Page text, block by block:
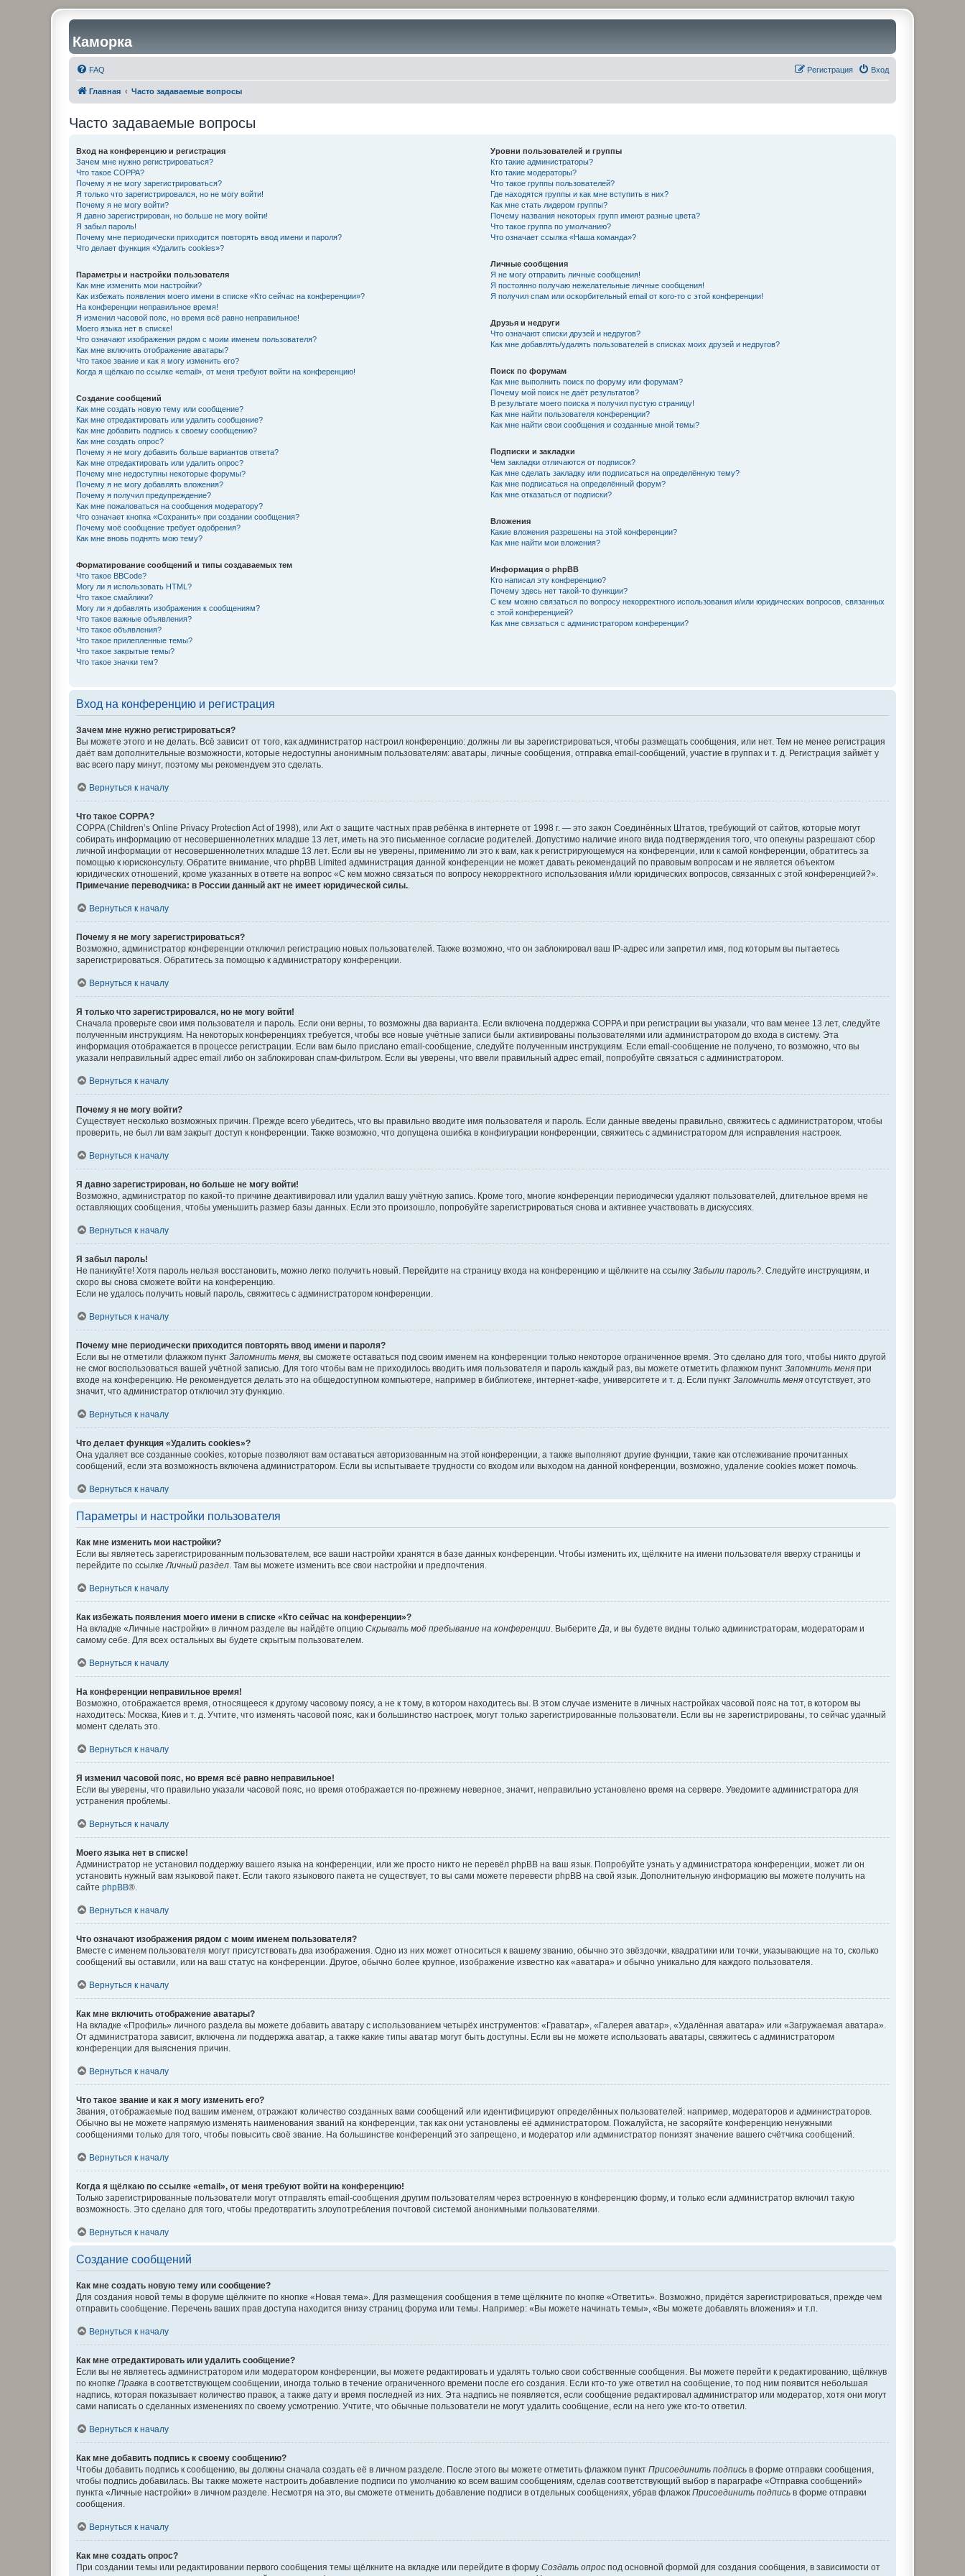
Каморка
FAQ Вход
Регистрация
Главная Часто задаваемые вопросы
Часто задаваемые вопросы
Вход на конференцию и регистрация
Зачем мне нужно регистрироваться?
Что такое COPPA?
Почему я не могу зарегистрироваться?
Я только что зарегистрировался, но не могу войти!
Почему я не могу войти?
Я давно зарегистрирован, но больше не могу войти!
Я забыл пароль!
Почему мне периодически приходится повторять ввод имени и пароля?
Что делает функция «Удалить cookies»?
Параметры и настройки пользователя
Как мне изменить мои настройки?
Как избежать появления моего имени в списке «Кто сейчас на конференции»?
На конференции неправильное время!
Я изменил часовой пояс, но время всё равно неправильное!
Моего языка нет в списке!
Что означают изображения рядом с моим именем пользователя?
Как мне включить отображение аватары?
Что такое звание и как я могу изменить его?
Когда я щёлкаю по ссылке «email», от меня требуют войти на конференцию!
Создание сообщений
Как мне создать новую тему или сообщение?
Как мне отредактировать или удалить сообщение?
Как мне добавить подпись к своему сообщению?
Как мне создать опрос?
Почему я не могу добавить больше вариантов ответа?
Как мне отредактировать или удалить опрос?
Почему мне недоступны некоторые форумы?
Почему я не могу добавлять вложения?
Почему я получил предупреждение?
Как мне пожаловаться на сообщения модератору?
Что означает кнопка «Сохранить» при создании сообщения?
Почему моё сообщение требует одобрения?
Как мне вновь поднять мою тему?
Форматирование сообщений и типы создаваемых тем
Что такое BBCode?
Могу ли я использовать HTML?
Что такое смайлики?
Могу ли я добавлять изображения к сообщениям?
Что такое важные объявления?
Что такое объявления?
Что такое прилепленные темы?
Что такое закрытые темы?
Что такое значки тем?
Уровни пользователей и группы
Кто такие администраторы?
Кто такие модераторы?
Что такое группы пользователей?
Где находятся группы и как мне вступить в них?
Как мне стать лидером группы?
Почему названия некоторых групп имеют разные цвета?
Что такое группа по умолчанию?
Что означает ссылка «Наша команда»?
Личные сообщения
Я не могу отправить личные сообщения!
Я постоянно получаю нежелательные личные сообщения!
Я получил спам или оскорбительный email от кого-то с этой конференции!
Друзья и недруги
Что означают списки друзей и недругов?
Как мне добавлять/удалять пользователей в списках моих друзей и недругов?
Поиск по форумам
Как мне выполнить поиск по форуму или форумам?
Почему мой поиск не даёт результатов?
В результате моего поиска я получил пустую страницу!
Как мне найти пользователя конференции?
Как мне найти свои сообщения и созданные мной темы?
Подписки и закладки
Чем закладки отличаются от подписок?
Как мне сделать закладку или подписаться на определённую тему?
Как мне подписаться на определённый форум?
Как мне отказаться от подписки?
Вложения
Какие вложения разрешены на этой конференции?
Как мне найти мои вложения?
Информация о phpBB
Кто написал эту конференцию?
Почему здесь нет такой-то функции?
С кем можно связаться по вопросу некорректного использования и/или юридических вопросов, связанных
с этой конференцией?
Как мне связаться с администратором конференции?
Вход на конференцию и регистрация
Зачем мне нужно регистрироваться?
Вы можете этого и не делать. Всё зависит от того, как администратор настроил конференцию: должны ли вы зарегистрироваться, чтобы размещать сообщения, или нет. Тем не менее регистрация
даёт вам дополнительные возможности, которые недоступны анонимным пользователям: аватары, личные сообщения, отправка email-сообщений, участие в группах и т. д. Регистрация займёт у
вас всего пару минут, поэтому мы рекомендуем это сделать.
Вернуться к началу
Что такое COPPA?
COPPA (Children’s Online Privacy Protection Act of 1998), или Акт о защите частных прав ребёнка в интернете от 1998 г. — это закон Соединённых Штатов, требующий от сайтов, которые могут
собирать информацию от несовершеннолетних младше 13 лет, иметь на это письменное согласие родителей. Допустимо наличие иного вида подтверждения того, что опекуны разрешают сбор
личной информации от несовершеннолетних младше 13 лет. Если вы не уверены, применимо ли это к вам, как к регистрирующемуся на конференции, или к самой конференции, обратитесь за
помощью к юрисконсульту. Обратите внимание, что phpBB Limited администрация данной конференции не может давать рекомендаций по правовым вопросам и не является объектом
юридических отношений, кроме указанных в ответе на вопрос «С кем можно связаться по вопросу некорректного использования и/или юридических вопросов, связанных с этой конференцией?».
Примечание переводчика: в России данный акт не имеет юридической силы..
Вернуться к началу
Почему я не могу зарегистрироваться?
Возможно, администратор конференции отключил регистрацию новых пользователей. Также возможно, что он заблокировал ваш IP-адрес или запретил имя, под которым вы пытаетесь
зарегистрироваться. Обратитесь за помощью к администратору конференции.
Вернуться к началу
Я только что зарегистрировался, но не могу войти!
Сначала проверьте свои имя пользователя и пароль. Если они верны, то возможны два варианта. Если включена поддержка COPPA и при регистрации вы указали, что вам менее 13 лет, следуйте
полученным инструкциям. На некоторых конференциях требуется, чтобы все новые учётные записи были активированы пользователями или администратором до входа в систему. Эта
информация отображается в процессе регистрации. Если вам было прислано email-сообщение, следуйте полученным инструкциям. Если email-сообщение не получено, то возможно, что вы
указали неправильный адрес email либо он заблокирован спам-фильтром. Если вы уверены, что ввели правильный адрес email, попробуйте связаться с администратором.
Вернуться к началу
Почему я не могу войти?
Существует несколько возможных причин. Прежде всего убедитесь, что вы правильно вводите имя пользователя и пароль. Если данные введены правильно, свяжитесь с администратором, чтобы
проверить, не был ли вам закрыт доступ к конференции. Также возможно, что допущена ошибка в конфигурации конференции, свяжитесь с администратором для исправления настроек.
Вернуться к началу
Я давно зарегистрирован, но больше не могу войти!
Возможно, администратор по какой-то причине деактивировал или удалил вашу учётную запись. Кроме того, многие конференции периодически удаляют пользователей, длительное время не
оставляющих сообщения, чтобы уменьшить размер базы данных. Если это произошло, попробуйте зарегистрироваться снова и активнее участвовать в дискуссиях.
Вернуться к началу
Я забыл пароль!
Не паникуйте! Хотя пароль нельзя восстановить, можно легко получить новый. Перейдите на страницу входа на конференцию и щёлкните на ссылку Забыли пароль?. Следуйте инструкциям, и
скоро вы снова сможете войти на конференцию.
Если не удалось получить новый пароль, свяжитесь с администратором конференции.
Вернуться к началу
Почему мне периодически приходится повторять ввод имени и пароля?
Если вы не отметили флажком пункт Запомнить меня, вы сможете оставаться под своим именем на конференции только некоторое ограниченное время. Это сделано для того, чтобы никто другой
не смог воспользоваться вашей учётной записью. Для того чтобы вам не приходилось вводить имя пользователя и пароль каждый раз, вы можете отметить флажком пункт Запомнить меня при
входе на конференцию. Не рекомендуется делать это на общедоступном компьютере, например в библиотеке, интернет-кафе, университете и т. д. Если пункт Запомнить меня отсутствует, это
значит, что администратор отключил эту функцию.
Вернуться к началу
Что делает функция «Удалить cookies»?
Она удаляет все созданные cookies, которые позволяют вам оставаться авторизованным на этой конференции, а также выполняют другие функции, такие как отслеживание прочитанных
сообщений, если эта возможность включена администратором. Если вы испытываете трудности со входом или выходом на данной конференции, возможно, удаление cookies может помочь.
Вернуться к началу
Параметры и настройки пользователя
Как мне изменить мои настройки?
Если вы являетесь зарегистрированным пользователем, все ваши настройки хранятся в базе данных конференции. Чтобы изменить их, щёлкните на имени пользователя вверху страницы и
перейдите по ссылкеЛичный раздел. Там вы можете изменить все свои настройки и предпочтения.
Вернуться к началу
Как избежать появления моего имени в списке «Кто сейчас на конференции»?
На вкладке «Личные настройки» в личном разделе вы найдёте опцию Скрывать моё пребывание на конференции. ВыберитеДа, и вы будете видны только администраторам, модераторам и
самому себе. Для всех остальных вы будете скрытым пользователем.
Вернуться к началу
На конференции неправильное время!
Возможно, отображается время, относящееся к другому часовому поясу, а не к тому, в котором находитесь вы. В этом случае измените в личных настройках часовой пояс на тот, в котором вы
находитесь: Москва, Киев и т. д. Учтите, что изменять часовой пояс, как и большинство настроек, могут только зарегистрированные пользователи. Если вы не зарегистрированы, то сейчас удачный
момент сделать это.
Вернуться к началу
Я изменил часовой пояс, но время всё равно неправильное!
Если вы уверены, что правильно указали часовой пояс, но время отображается по-прежнему неверное, значит, неправильно установлено время на сервере. Уведомите администратора для
устранения проблемы.
Вернуться к началу
Моего языка нет в списке!
Администратор не установил поддержку вашего языка на конференции, или же просто никто не перевёл phpBB на ваш язык. Попробуйте узнать у администратора конференции, может ли он
установить нужный вам языковой пакет. Если такого языкового пакета не существует, то вы сами можете перевести phpBB на свой язык. Дополнительную информацию вы можете получить на
сайте phpBB®.
Вернуться к началу
Что означают изображения рядом с моим именем пользователя?
Вместе с именем пользователя могут присутствовать два изображения. Одно из них может относиться к вашему званию, обычно это звёздочки, квадратики или точки, указывающие на то, сколько
сообщений вы оставили, или на ваш статус на конференции. Другое, обычно более крупное, изображение известно как «аватара» и обычно уникально для каждого пользователя.
Вернуться к началу
Как мне включить отображение аватары?
На вкладке «Профиль» личного раздела вы можете добавить аватару с использованием четырёх инструментов: «Граватар», «Галерея аватар», «Удалённая аватара» или «Загружаемая аватара».
От администратора зависит, включена ли поддержка аватар, а также какие типы аватар могут быть доступны. Если вы не можете использовать аватары, свяжитесь с администратором
конференции для выяснения причин.
Вернуться к началу
Что такое звание и как я могу изменить его?
Звания, отображаемые под вашим именем, отражают количество созданных вами сообщений или идентифицируют определённых пользователей: например, модераторов и администраторов.
Обычно вы не можете напрямую изменять наименования званий на конференции, так как они установлены её администратором. Пожалуйста, не засоряйте конференцию ненужными
сообщениями только для того, чтобы повысить своё звание. На большинстве конференций это запрещено, и модератор или администратор понизят значение вашего счётчика сообщений.
Вернуться к началу
Когда я щёлкаю по ссылке «email», от меня требуют войти на конференцию!
Только зарегистрированные пользователи могут отправлять email-сообщения другим пользователям через встроенную в конференцию форму, и только если администратор включил такую
возможность. Это сделано для того, чтобы предотвратить злоупотребления почтовой системой анонимными пользователями.
Вернуться к началу
Создание сообщений
Как мне создать новую тему или сообщение?
Для создания новой темы в форуме щёлкните по кнопке «Новая тема». Для размещения сообщения в теме щёлкните по кнопке «Ответить». Возможно, придётся зарегистрироваться, прежде чем
отправить сообщение. Перечень ваших прав доступа находится внизу страниц форума или темы. Например: «Вы можете начинать темы», «Вы можете добавлять вложения» и т.п.
Вернуться к началу
Как мне отредактировать или удалить сообщение?
Если вы не являетесь администратором или модератором конференции, вы можете редактировать и удалять только свои собственные сообщения. Вы можете перейти к редактированию, щёлкнув
по кнопке Правка в соответствующем сообщении, иногда только в течение ограниченного времени после его создания. Если кто-то уже ответил на сообщение, то под ним появится небольшая
надпись, которая показывает количество правок, а также дату и время последней из них. Эта надпись не появляется, если сообщение редактировал администратор или модератор, хотя они могут
сами написать о сделанных изменениях по своему усмотрению. Учтите, что обычные пользователи не могут удалить сообщение, если на него уже кто-то ответил.
Вернуться к началу
Как мне добавить подпись к своему сообщению?
Чтобы добавить подпись к сообщению, вы должны сначала создать её в личном разделе. После этого вы можете отметить флажком пункт Присоединить подпись в форме отправки сообщения,
чтобы подпись добавилась. Вы также можете настроить добавление подписи по умолчанию ко всем вашим сообщениям, сделав соответствующий выбор в параграфе «Отправка сообщений»
пункта «Личные настройки» в личном разделе. Несмотря на это, вы сможете отменить добавление подписи в отдельных сообщениях, убрав флажок Присоединить подпись в форме отправки
сообщения.
Вернуться к началу
Как мне создать опрос?
При создании темы или редактировании первого сообщения темы щёлкните на вкладке или перейдите в форму Создать опрос под основной формой для создания сообщения, в зависимости от